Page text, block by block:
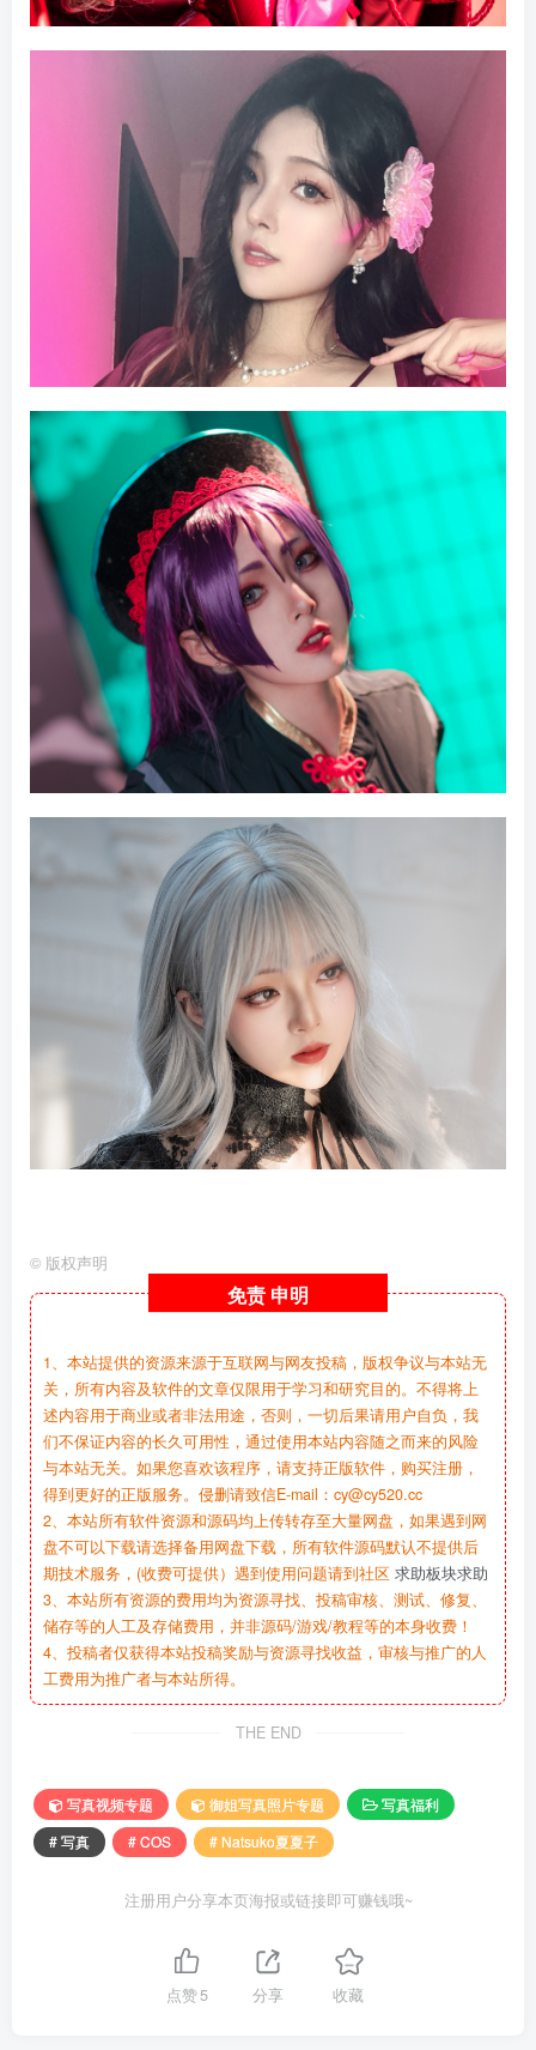
© 版权声明
免责 申明
1、本站提供的资源来源于互联网与网友投稿，版权争议与本站无
关，所有内容及软件的文章仅限用于学习和研究目的。不得将上
述内容用于商业或者非法用途，否则，一切后果请用户自负，我
们不保证内容的长久可用性，通过使用本站内容随之而来的风险
与本站无关。如果您喜欢该程序，请支持正版软件，购买注册，
得到更好的正版服务。侵删请致信E-mail：cy@cy520.cc
2、本站所有软件资源和源码均上传转存至大量网盘，如果遇到网
盘不可以下载请选择备用网盘下载，所有软件源码默认不提供后
期技术服务，(收费可提供）遇到使用问题请到社区 求助板块求助
3、本站所有资源的费用均为资源寻找、投稿审核、测试、修复、
储存等的人工及存储费用，并非源码/游戏/教程等的本身收费！
4、投稿者仅获得本站投稿奖励与资源寻找收益，审核与推广的人
工费用为推广者与本站所得。
THE END
写真视频专题 御姐写真照片专题
写真福利
# 写真
# COS # Natsuko夏夏子
注册用户分享本页海报或链接即可赚钱哦~
点赞5 分享 收藏